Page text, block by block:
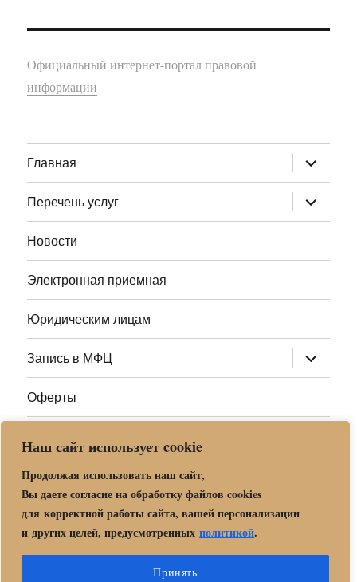
Наш сайт использует cookie
Продолжая использовать наш сайт,
Вы даете согласие на обработку файлов cookies
для корректной работы сайта, вашей персонализации
и других целей, предусмотренных политикой.
Принять
Официальный интернет-портал правовой
информации
Главная раскрыть
дочернее
меню
Перечень услуг
раскрыть
дочернее
меню
Новости
Электронная приемная
Юридическим лицам
Запись в МФЦ раскрыть
дочернее
меню
Оферты
Адреса МФЦ МО
Центр государственных и муниципальных услуг «Мои
документы» в г. о. Орехово-Зуево
Политика обработки и защиты персональных данных в «МБУ
МФЦ Орехово-Зуевского городского округа Московской области»